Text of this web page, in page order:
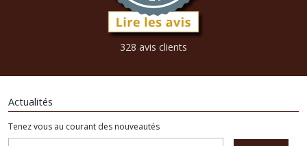
328 avis clients
Actualités
Tenez vous au courant des nouveautés